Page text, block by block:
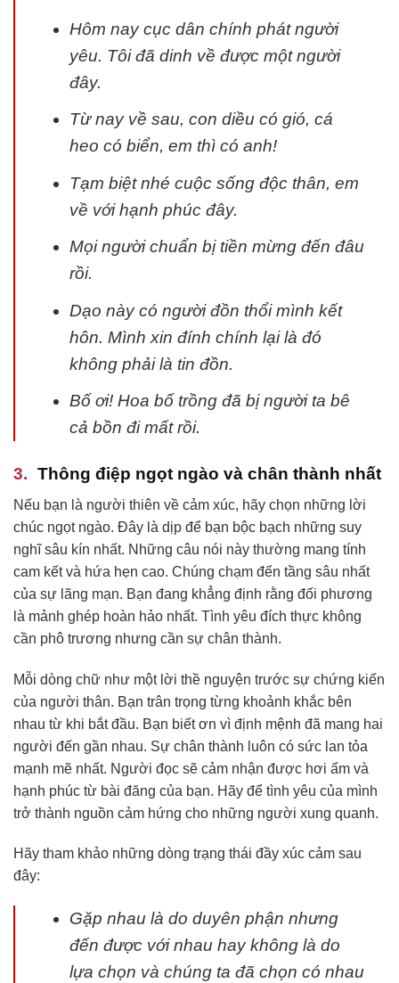
Hôm nay cục dân chính phát người
yêu. Tôi đã dinh về được một người
đây.
Từ nay về sau, con diều có gió, cá
heo có biển, em thì có anh!
Tạm biệt nhé cuộc sống độc thân, em
về với hạnh phúc đây.
Mọi người chuẩn bị tiền mừng đến đâu
rồi.
Dạo này có người đồn thổi mình kết
hôn. Mình xin đính chính lại là đó
không phải là tin đồn.
Bố ơi! Hoa bố trồng đã bị người ta bê
cả bồn đi mất rồi.
Thông điệp ngọt ngào và chân thành nhất
Nếu bạn là người thiên về cảm xúc, hãy chọn những lời
chúc ngọt ngào. Đây là dịp để bạn bộc bạch những suy
nghĩ sâu kín nhất. Những câu nói này thường mang tính
cam kết và hứa hẹn cao. Chúng chạm đến tầng sâu nhất
của sự lãng mạn. Bạn đang khẳng định rằng đối phương
là mảnh ghép hoàn hảo nhất. Tình yêu đích thực không
cần phô trương nhưng cần sự chân thành.
Mỗi dòng chữ như một lời thề nguyện trước sự chứng kiến
của người thân. Bạn trân trọng từng khoảnh khắc bên
nhau từ khi bắt đầu. Bạn biết ơn vì định mệnh đã mang hai
người đến gần nhau. Sự chân thành luôn có sức lan tỏa
mạnh mẽ nhất. Người đọc sẽ cảm nhận được hơi ấm và
hạnh phúc từ bài đăng của bạn. Hãy để tình yêu của mình
trở thành nguồn cảm hứng cho những người xung quanh.
Hãy tham khảo những dòng trạng thái đầy xúc cảm sau
đây:
Gặp nhau là do duyên phận nhưng
đến được với nhau hay không là do
lựa chọn và chúng ta đã chọn có nhau